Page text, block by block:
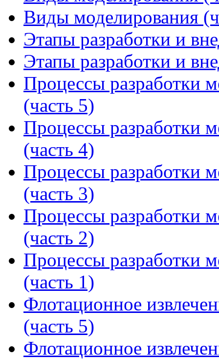
Виды моделирования
Этапы разработки и
Этапы разработки и
Процессы разработки
(часть 5)
Процессы разработки
(часть 4)
Процессы разработки
(часть 3)
Процессы разработки
(часть 2)
Процессы разработки
(часть 1)
Флотационное
(часть 5)
Флотационное